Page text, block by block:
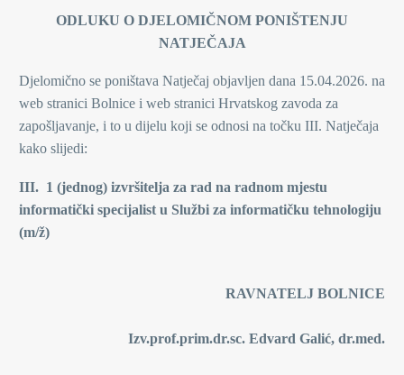
ODLUKU O DJELOMIČNOM PONIŠTENJU
NATJEČAJA
Djelomično se poništava Natječaj objavljen dana 15.04.2026. na
web stranici Bolnice i web stranici Hrvatskog zavoda za
zapošljavanje, i to u dijelu koji se odnosi na točku III. Natječaja
kako slijedi:
III. 1 (jednog) izvršitelja za rad na radnom mjestu
informatički specijalist u Službi za informatičku tehnologiju
(m/ž)
RAVNATELJ BOLNICE
Izv.prof.prim.dr.sc. Edvard Galić, dr.med.